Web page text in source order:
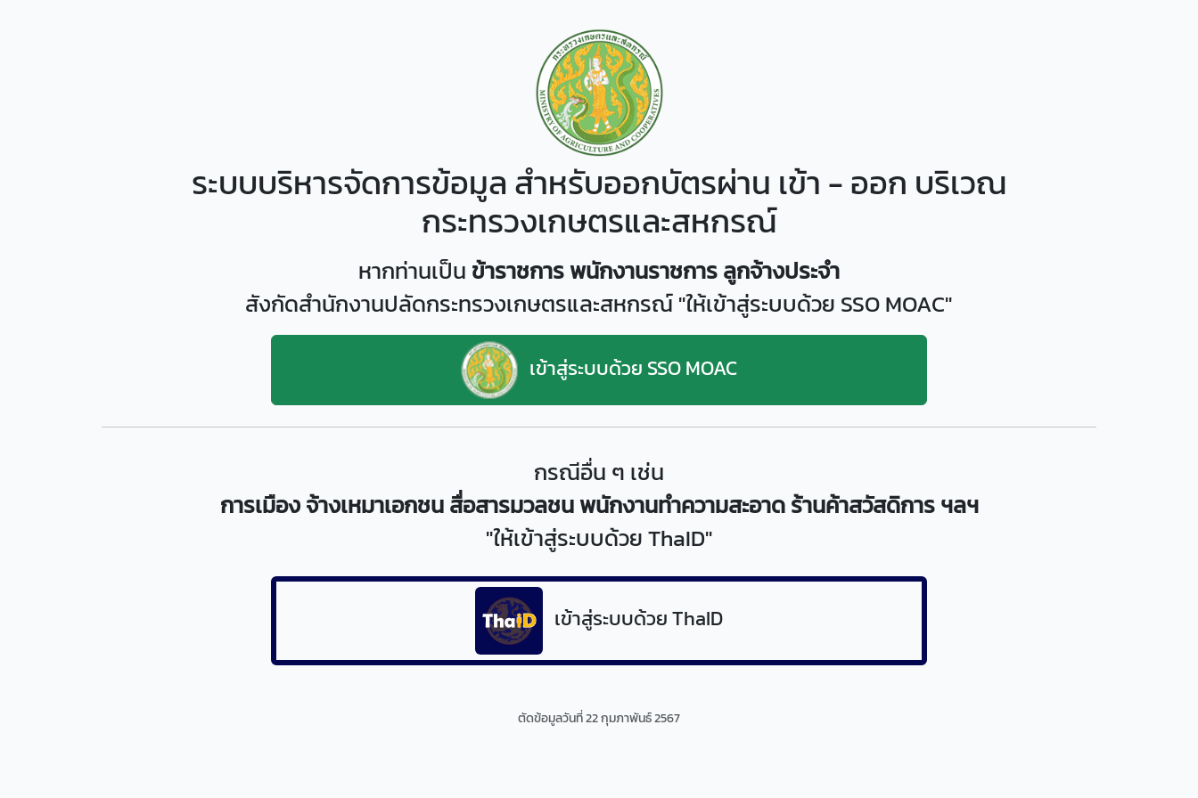
ระบบบริหารจัดการข้อมูล สำหรับออกบัตรผ่าน เข้า - ออก บริเวณ
กระทรวงเกษตรและสหกรณ์
หากท่านเป็น ข้าราชการ พนักงานราชการ ลูกจ้างประจำ
สังกัดสำนักงานปลัดกระทรวงเกษตรและสหกรณ์ "ให้เข้าสู่ระบบด้วย SSO MOAC"
เข้าสู่ระบบด้วย SSO MOAC
กรณีอื่น ๆ เช่น
การเมือง จ้างเหมาเอกชน สื่อสารมวลชน พนักงานทำความสะอาด ร้านค้าสวัสดิการ ฯลฯ
"ให้เข้าสู่ระบบด้วย ThaID"
เข้าสู่ระบบด้วย ThaID
ตัดข้อมูลวันที่ 22 กุมภาพันธ์ 2567